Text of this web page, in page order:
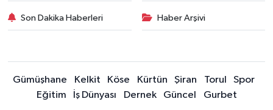
Son Dakika Haberleri Haber Arşivi
Gümüşhane Kelkit Köse Kürtün Şiran Torul
Spor
Eğitim
İş Dünyası Dernek Güncel Gurbet